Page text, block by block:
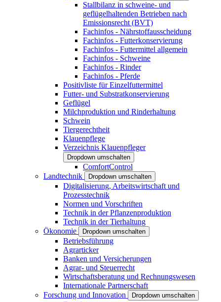
Stallbilanz in schweine- und
geflügelhaltenden Betrieben nach
Emissionsrecht (BVT)
Fachinfos - Nährstoffausscheidung
Fachinfos - Futterkonservierung
Fachinfos - Futtermittel allgemein
Fachinfos - Schweine
Fachinfos - Rinder
Fachinfos - Pferde
Positivliste für Einzelfuttermittel
Futter- und Substratkonservierung
Geflügel
Milchproduktion und Rinderhaltung
Schwein
Tiergerechtheit
Klauenpflege
Verzeichnis Klauenpfleger
Dropdown umschalten
ComfortControl
Landtechnik
Dropdown umschalten
Digitalisierung, Arbeitswirtschaft und
Prozesstechnik
Normen und Vorschriften
Technik in der Pflanzenproduktion
Technik in der Tierhaltung
Ökonomie
Dropdown umschalten
Betriebsführung
Agrarticker
Banken und Versicherungen
Agrar- und Steuerrecht
Wirtschaftsberatung und Rechnungswesen
Internationale Partnerschaft
Forschung und Innovation
Dropdown umschalten